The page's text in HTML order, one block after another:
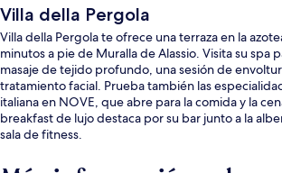
Villa della Pergola
Villa della Pergola te ofrece una terraza en la
minutos a pie de Muralla de Alassio. Visita su spa
masaje de tejido profundo, una sesión de
tratamiento facial. Prueba también las
italiana en NOVE, que abre para la comida y la
breakfast de lujo destaca por su bar junto a la
sala de fitness.